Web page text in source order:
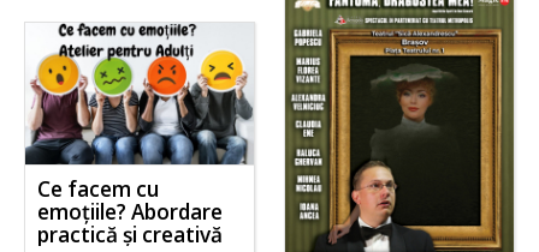
Ce facem cu
emoțiile? Abordare
practică și creativă